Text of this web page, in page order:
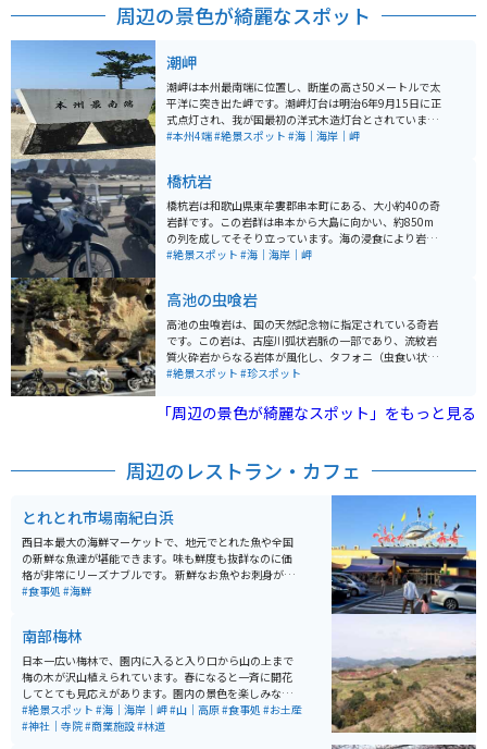
周辺の景色が綺麗なスポット
潮岬
潮岬は本州最南端に位置し、断崖の高さ50メートルで太
平洋に突き出た岬です。潮岬灯台は明治6年9月15日に正
式点灯され、我が国最初の洋式木造灯台とされていま
す。灯台から眺める海の景色は美しく、隣接する観光タ
ています。冬には水平線から昇った太陽が同じ水平線上
に沈む光景も見られます。灯台は光度970,000力ンデラ
で、光達距離19海里です。灯台脇には資料館も併設され
ております。1月の第3土曜日には「本州最南端の火祭
り」も開催されます。
#本州4端#絶景スポット #海｜海岸｜岬
橋杭岩
橋杭岩は和歌山県東牟婁郡串本町にある、大小約40の奇
岩群です。この岩群は串本から大島に向かい、約850m
の列を成してそそり立っています。海の浸食により岩の
硬い部分だけが残り、まるで橋の杭のように見えること
が変わります。干潮の時は歩いて行けます。バイク込み
の写真が撮れる良いスポットです。 橋杭岩の最も有名な
伝説は、弘法大師（空海）が一夜にして作り出したとい
うものです。この伝説は、岩の神秘的な美しさと相まっ
て、橋杭岩をより特別な場所にしています。橋杭岩周辺
事を楽しむことができるほか、橋杭岩の美しい景色を一
望できる展望台も設けられています。
#絶景スポット #海｜海岸｜岬
高池の虫喰岩
高池の虫喰岩は、国の天然記念物に指定されている奇岩
です。この岩は、古座川弧状岩脈の一部であり、流紋岩
質火砕岩からなる岩体が風化し、タフォニ（虫食い状の
穴）を形成したものです。風化の原因は、表面から塩類
れることによります。 高池の虫喰岩は、その独特の風貌
から「虫に喰われたような穴が無数に刻まれた大岩」と
されており、自然の造形美として注目されています。高
5mmの穴から 1mくらいのものまであります。耳の病
気にも良いとされています。目の前に、道の駅虫喰岩が
あり、そこにバイクを止めて散策をするのもオススメで
す。
#絶景スポット #珍スポット
「周辺の景色が綺麗なスポット」をもっと見る
周辺のレストラン・カフェ
とれとれ市場南紀白浜
西日本最大の海鮮マーケットで、地元でとれた魚や全国
の新鮮な魚達が堪能できます。味も鮮度も抜群なのに価
格が非常にリーズナブルです。 新鮮なお魚やお刺身が食
べられてたり海鮮BBQが出来たりとお魚好きにはたまら
お魚の味を楽しむことが出来ます。
#食事処 #海鮮
南部梅林
日本一広い梅林で、園内に入ると入り口から山の上まで
梅の木が沢山植えられています。春になると一斉に開花
してとても見応えがあります。園内の景色を楽しみなが
ら歩いていると丁度良い運動になります。 入り口に神社
があり、進むとイベント広場があり、更に行くと山頂か
#絶景スポット #海｜海岸｜岬#山｜高原#食事処 #お土産
#神社｜寺院#商業施設#林道